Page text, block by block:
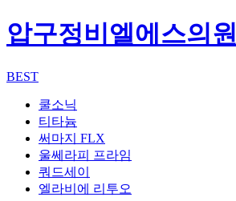
압구정비엘에스의원
BEST
쿨소닉
티타늄
써마지 FLX
울쎄라피 프라임
쿼드세이
엘라비에 리투오